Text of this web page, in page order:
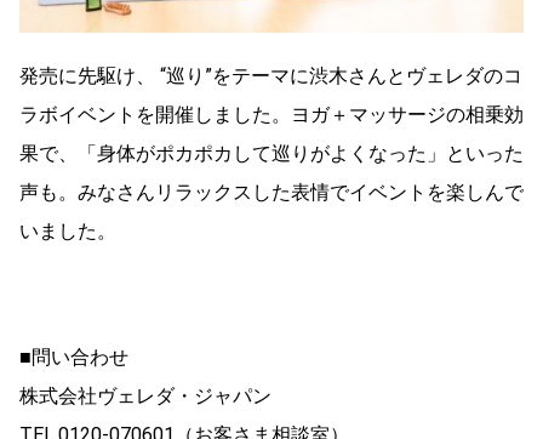
発売に先駆け、 “巡り”をテーマに渋木さんとヴェレダのコ
ラボイベントを開催しました。ヨガ＋マッサージの相乗効
果で、「身体がポカポカして巡りがよくなった」といった
声も。みなさんリラックスした表情でイベントを楽しんで
いました。
■問い合わせ
株式会社ヴェレダ・ジャパン